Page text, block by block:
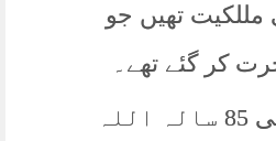
تھیں جو
کر گئے تھے۔
جلہ جیم کے رہائشی 85 سالہ اللہ